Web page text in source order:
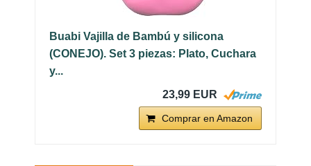
Buabi Vajilla de Bambú y silicona
(CONEJO). Set 3 piezas: Plato, Cuchara
y...
23,99 EUR
Comprar en Amazon